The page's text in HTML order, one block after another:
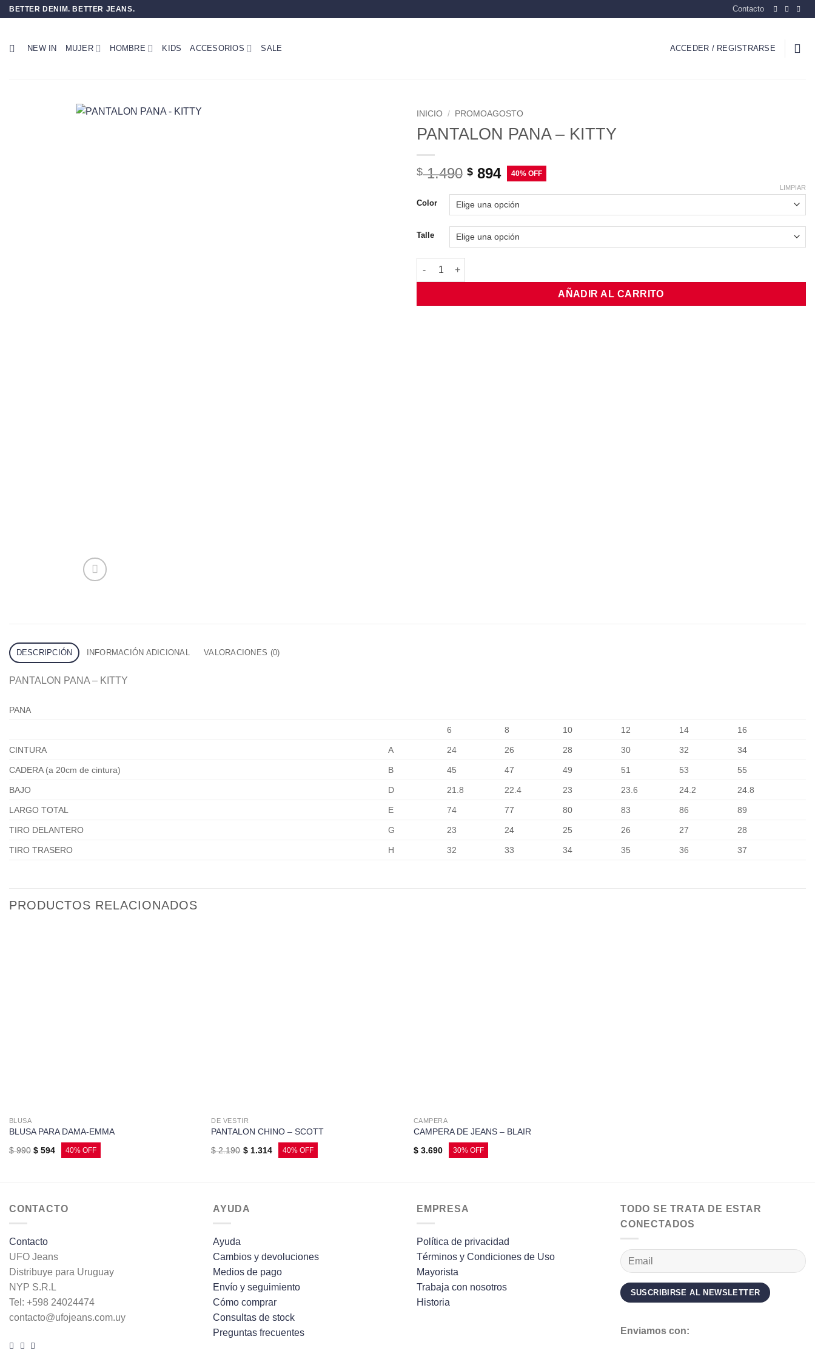
Saltar
BETTER DENIM. BETTER JEANS. Contacto
NEW IN MUJER HOMBRE KIDS ACCESORIOS SALE ACCEDER / REGISTRARSE
INICIO / PROMOAGOSTO
PANTALON PANA – KITTY
$1.490 $ 894
Color
Talle
LIMPIAR
PANTALON PANA - KITTY cantidad
AÑADIR AL CARRITO
DESCRIPCIÓN INFORMACIÓN ADICIONAL VALORACIONES (0)
PANTALON PANA – KITTY
PANA
6 8 10 12 14 16
CINTURA A 24 26 28 30 32 34
CADERA (a 20cm de cintura) B 45 47 49 51 53 55
BAJO D 21.8 22.4 23 23.6 24.2 24.8
LARGO TOTAL E 74 77 80 83 86 89
TIRO DELANTERO G 23 24 25 26 27 28
TIRO TRASERO H 32 33 34 35 36 37
PRODUCTOS RELACIONADOS
BLUSA
BLUSA PARA DAMA-EMMA
$990 $ 594
DE VESTIR
PANTALON CHINO – SCOTT
$2.190 $1.314
CAMPERA
CAMPERA DE JEANS – BLAIR
$3.690
CONTACTO
Contacto
UFO Jeans
Distribuye para Uruguay
NYP S.R.L
Tel: +598 24024474
contacto@ufojeans.com.uy
AYUDA
Ayuda
Cambios y devoluciones
Medios de pago
Envío y seguimiento
Cómo comprar
Consultas de stock
Preguntas frecuentes
EMPRESA
Política de privacidad
Términos y Condiciones de Uso
Mayorista
Trabaja con nosotros
Historia
TODO SE TRATA DE ESTAR
CONECTADOS
Enviamos con: